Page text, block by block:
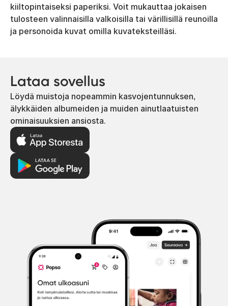
kiiltopintaiseksi paperiksi. Voit mukauttaa jokaisen
tulosteen valinnaisilla valkoisilla tai värillisillä reunoilla
ja personoida kuvat omilla kuvateksteilläsi.
Lataa sovellus
Löydä muistoja nopeammin kasvojentunnuksen,
älykkäiden albumeiden ja muiden ainutlaatuisten
ominaisuuksien ansiosta.